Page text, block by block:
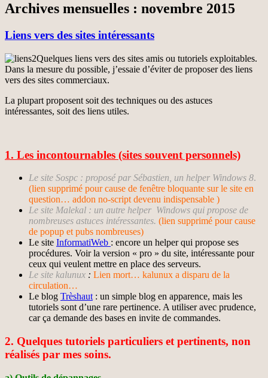
Archives mensuelles : novembre 2015
Liens vers des sites intéressants
Quelques liens vers des sites amis ou tutoriels exploitables.
Dans la mesure du possible, j’essaie d’éviter de proposer des liens
vers des sites commerciaux.
La plupart proposent soit des techniques ou des astuces
intéressantes, soit des liens utiles.
1. Les incontournables (sites souvent personnels)
Le site Sospc : proposé par Sébastien, un helper Windows 8.
(lien supprimé pour cause de fenêtre bloquante sur le site en
question… addon no-script devenu indispensable )
Le site Malekal : un autre helper Windows qui propose de
nombreuses astuces intéressantes. (lien supprimé pour cause
de popup et pubs nombreuses)
Le site InformatiWeb : encore un helper qui propose ses
procédures. Voir la version « pro » du site, intéressante pour
ceux qui veulent mettre en place des serveurs.
Le site kalunux : Lien mort… kalunux a disparu de la
circulation…
Le blog Trèshaut: un simple blog en apparence, mais les
tutoriels sont d’une rare pertinence. A utiliser avec prudence,
car ça demande des bases en invite de commandes.
2. Quelques tutoriels particuliers et pertinents, non
réalisés par mes soins.